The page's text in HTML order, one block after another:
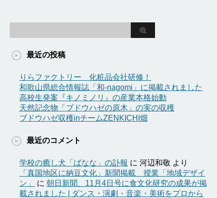
最近の投稿
りらファクトリー 化粧品会社研修！
和歌山県総合情報誌「和-nagomi」に掲載されました
高校生発案『キノミノリ』の産業本格始動
天然記念物「ブドウハゼの原木」の実の収穫
ブドウハゼ収穫inチームZENKICHI畑
最近のコメント
学校の癒し犬「ばなな」の訃報 に 河辺和敬 より
「真国地区に納豆文化」新聞掲載 授業「地域デザイ
ン」
に 朝日新聞、11月4日号に食文化研究の成果が掲
載されました | ダンス・演劇・音楽・美術をプロから